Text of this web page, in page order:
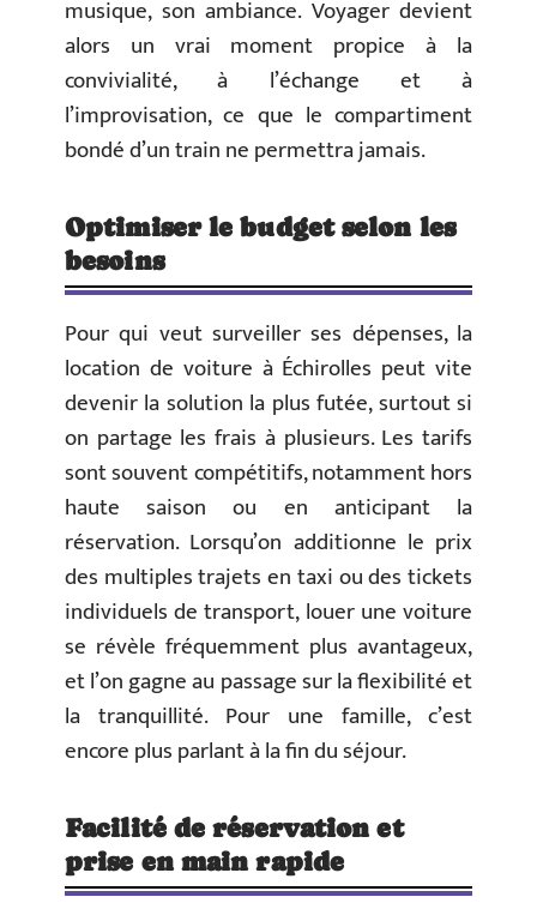
musique, son ambiance. Voyager devient
alors un vrai moment propice à la
convivialité, à l’échange et à
l’improvisation, ce que le compartiment
bondé d’un train ne permettra jamais.
Optimiser le budget selon les
besoins
Pour qui veut surveiller ses dépenses, la
location de voiture à Échirolles peut vite
devenir la solution la plus futée, surtout si
on partage les frais à plusieurs. Les tarifs
sont souvent compétitifs, notamment hors
haute saison ou en anticipant la
réservation. Lorsqu’on additionne le prix
des multiples trajets en taxi ou des tickets
individuels de transport, louer une voiture
se révèle fréquemment plus avantageux,
et l’on gagne au passage sur la flexibilité et
la tranquillité. Pour une famille, c’est
encore plus parlant à la fin du séjour.
Facilité de réservation et
prise en main rapide